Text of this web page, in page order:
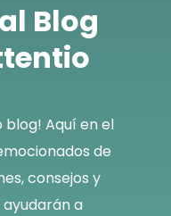
Blog
blog! Aquí en el
de
consejos y
a